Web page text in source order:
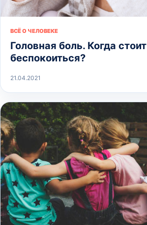
ВСЁ О ЧЕЛОВЕКЕ
Головная боль. Когда стоит
беспокоиться?
21.04.2021